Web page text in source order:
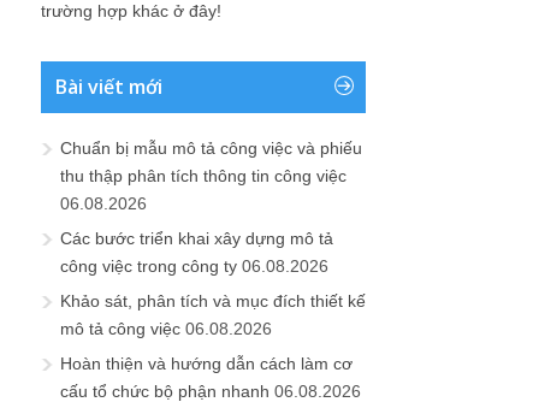
trường hợp khác ở đây!
Bài viết mới
Chuẩn bị mẫu mô tả công việc và phiếu
thu thập phân tích thông tin công việc
06.08.2026
Các bước triển khai xây dựng mô tả
công việc trong công ty 06.08.2026
Khảo sát, phân tích và mục đích thiết kế
mô tả công việc 06.08.2026
Hoàn thiện và hướng dẫn cách làm cơ
cấu tổ chức bộ phận nhanh 06.08.2026